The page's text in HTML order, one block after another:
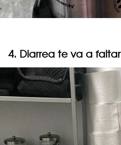
4. Diarrea te va a faltar